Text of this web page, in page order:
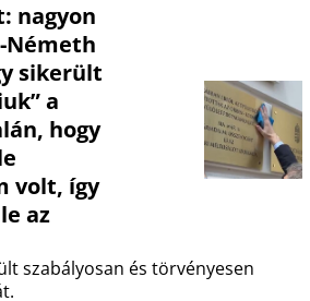
nagyon
Németh
sikerült
a
hogy
volt, így
az
szabályosan és törvényesen